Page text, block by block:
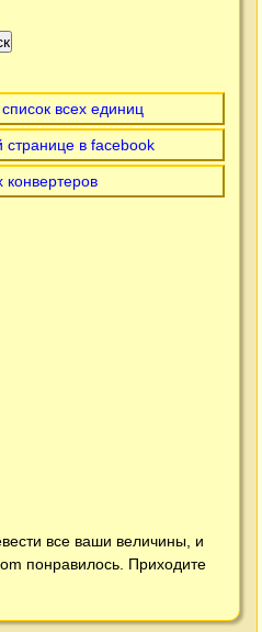
всех единиц
в facebook
конвертеров
все ваши величины, и
понравилось. Приходите